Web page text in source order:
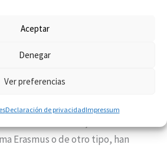
Aceptar
Denegar
Ver preferencias
Declaración de privacidadImpressum
para ingresar al sector
realizadas en relación a las
Erasmus o de otro tipo, han